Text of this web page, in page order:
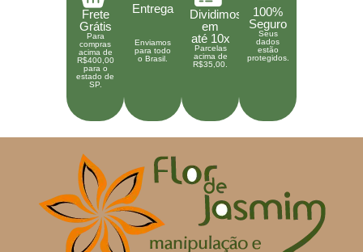
Frete
Grátis
Para
compras
acima de
R$400,00
para o
estado de
SP.
Entrega
Enviamos
para todo
o Brasil.
Dividimos
em
até 10x
Parcelas
acima de
R$35,00.
100%
Seguro
Seus
dados
estão
protegidos.